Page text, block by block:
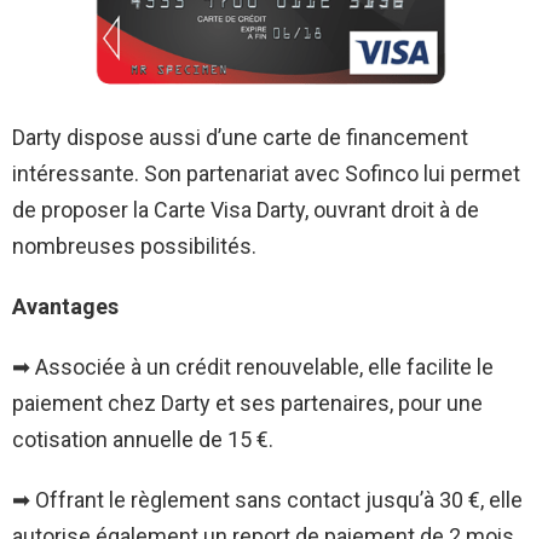
Darty dispose aussi d’une carte de financement
intéressante. Son partenariat avec Sofinco lui permet
de proposer la Carte Visa Darty, ouvrant droit à de
nombreuses possibilités.
Avantages
➡ Associée à un crédit renouvelable, elle facilite le
paiement chez Darty et ses partenaires, pour une
cotisation annuelle de 15 €.
➡ Offrant le règlement sans contact jusqu’à 30 €, elle